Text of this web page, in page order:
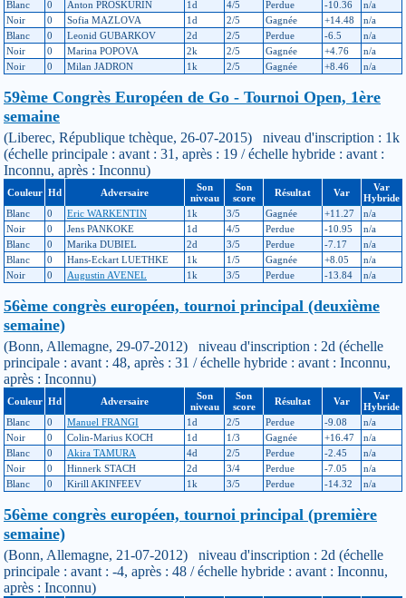
Blanc
0 Anton PROSKURIN 1d 4/5 Perdue -10.36
n/a
Noir
0 Sofia MAZLOVA 1d 2/5 Gagnée +14.48
n/a
Blanc
0 Leonid GUBARKOV 2d 2/5 Perdue -6.5
n/a
Noir
0 Marina POPOVA 2k 2/5 Gagnée +4.76
n/a
Noir
0 Milan JADRON 1k 2/5 Gagnée +8.46 n/a
59ème Congrès Européen de Go - Tournoi Open, 1ère
semaine
(Liberec, République tchèque, 26-07-2015) niveau d'inscription : 1k
(échelle principale : avant : 31, après : 19 / échelle hybride : avant :
Inconnu, après : Inconnu)
Couleur Hd Adversaire
Son
niveau
Son
score
Résultat Var
Var
Hybride
Blanc
0 Eric WARKENTIN 1k 3/5 Gagnée +11.27
n/a
Noir
0 Jens PANKOKE 1d 4/5 Perdue -10.95
n/a
Blanc
0 Marika DUBIEL 2d 3/5 Perdue -7.17
n/a
Blanc
0 Hans-Eckart LUETHKE 1k 1/5 Gagnée +8.05
n/a
Noir
0 Augustin AVENEL 1k 3/5 Perdue -13.84 n/a
56ème congrès européen, tournoi principal (deuxième
semaine)
(Bonn, Allemagne, 29-07-2012) niveau d'inscription : 2d (échelle
principale : avant : 48, après : 31 / échelle hybride : avant : Inconnu,
après : Inconnu)
Couleur Hd Adversaire
Son
niveau
Son
score
Résultat Var
Var
Hybride
Blanc
0 Manuel FRANGI 1d 2/5 Perdue -9.08
n/a
Noir
0 Colin-Marius KOCH 1d 1/3 Gagnée +16.47
n/a
Blanc
0 Akira TAMURA 4d 2/5 Perdue -2.45
n/a
Noir
0 Hinnerk STACH 2d 3/4 Perdue -7.05
n/a
Blanc
0 Kirill AKINFEEV 1k 3/5 Perdue -14.32 n/a
56ème congrès européen, tournoi principal (première
semaine)
(Bonn, Allemagne, 21-07-2012) niveau d'inscription : 2d (échelle
principale : avant : -4, après : 48 / échelle hybride : avant : Inconnu,
après : Inconnu)